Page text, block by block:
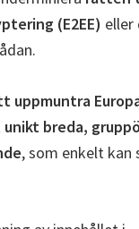
(E2EE) eller
uppmuntra
breda,
, som enkelt